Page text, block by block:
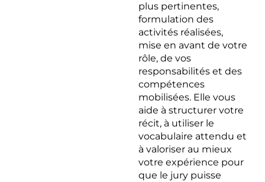
plus pertinentes,
formulation des
activités réalisées,
mise en avant de votre
rôle, de vos
responsabilités et des
compétences
mobilisées. Elle vous
aide à structurer votre
récit, à utiliser le
vocabulaire attendu et
à valoriser au mieux
votre expérience pour
que le jury puisse